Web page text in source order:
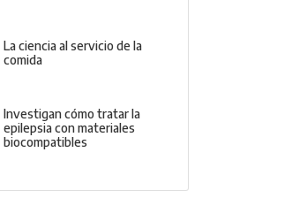
La ciencia al servicio de la
comida
Investigan cómo tratar la
epilepsia con materiales
biocompatibles